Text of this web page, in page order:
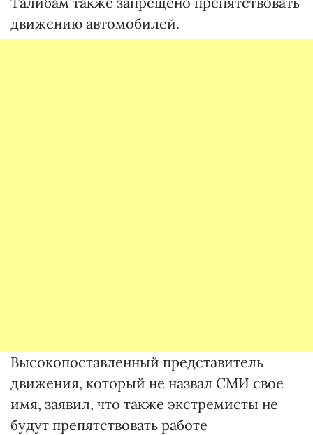
движению автомобилей.
Высокопоставленный представитель
движения, который не назвал СМИ свое
имя, заявил, что также экстремисты не
будут препятствовать работе